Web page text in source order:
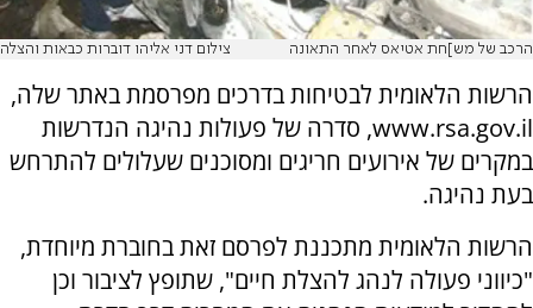
הרכב של מש]חת אטיאס לאחר התאונה צילום דני אליהו דוברות כבאות והצלה
הרשות הלאומית לבטיחות בדרכים מפרסמת באתר שלה,
www.rsa.gov.il, סדרה של פעולות נהיגה הנדרשות
במקרים של אירועים חריגים ומסוכנים שעלולים להתרחש
בעת נהיגה.
הרשות הלאומית מתכננת לפרסם זאת בחוברת מיוחדת,
"כיווני פעולה לנהג להצלת חיים", שתופץ לציבור וכן